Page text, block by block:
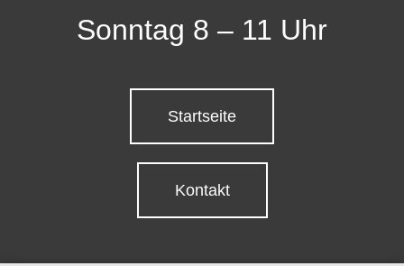
Sonntag 8 – 11 Uhr
Startseite
Kontakt